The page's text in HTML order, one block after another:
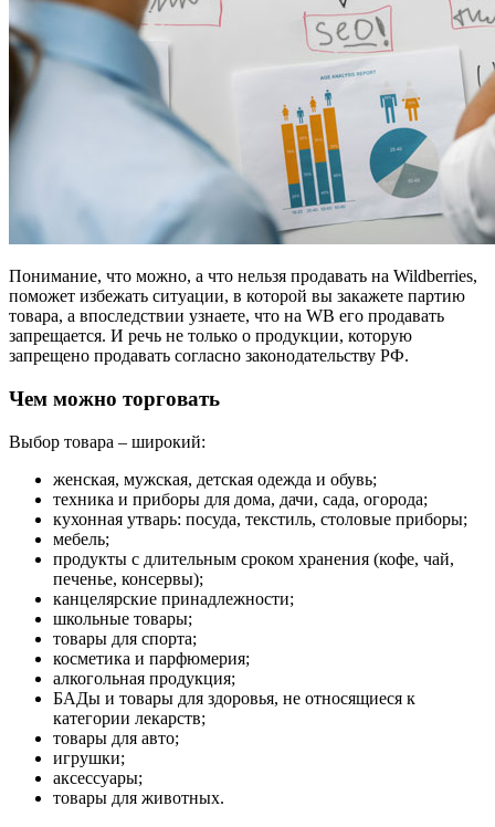
Понимание, что можно, а что нельзя продавать на Wildberries,
поможет избежать ситуации, в которой вы закажете партию
товара, а впоследствии узнаете, что на WB его продавать
запрещается. И речь не только о продукции, которую
запрещено продавать согласно законодательству РФ.
Чем можно торговать
Выбор товара – широкий:
женская, мужская, детская одежда и обувь;
техника и приборы для дома, дачи, сада, огорода;
кухонная утварь: посуда, текстиль, столовые приборы;
мебель;
продукты с длительным сроком хранения (кофе, чай,
печенье, консервы);
канцелярские принадлежности;
школьные товары;
товары для спорта;
косметика и парфюмерия;
алкогольная продукция;
БАДы и товары для здоровья, не относящиеся к
категории лекарств;
товары для авто;
игрушки;
аксессуары;
товары для животных.